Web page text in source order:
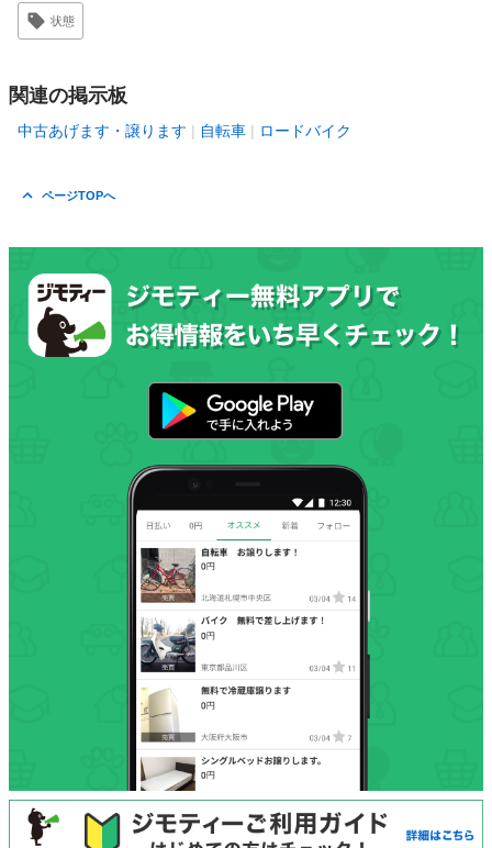
状態
関連の掲示板
中古あげます・譲ります 自転車 ロードバイク
ページTOPへ